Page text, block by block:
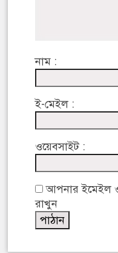
নাম :
ই-মেইল :
ওয়েবসাইট :
আপনার ইমেইল
রাখুন